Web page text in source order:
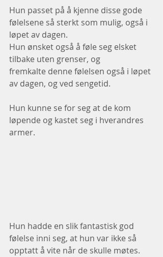
Hun passet på å kjenne disse gode
følelsene så sterkt som mulig, også i
løpet av dagen.
Hun ønsket også å føle seg elsket
tilbake uten grenser, og
fremkalte denne følelsen også i løpet
av dagen, og ved sengetid.
Hun kunne se for seg at de kom
løpende og kastet seg i hverandres
armer.
Hun hadde en slik fantastisk god
følelse inni seg, at hun var ikke så
opptatt å vite når de skulle møtes.